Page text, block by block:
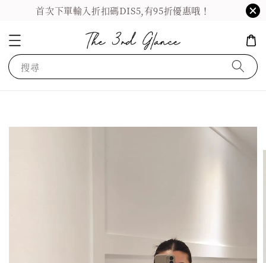
首次下單輸入折扣碼DIS5,有95折優惠哦！
搜尋